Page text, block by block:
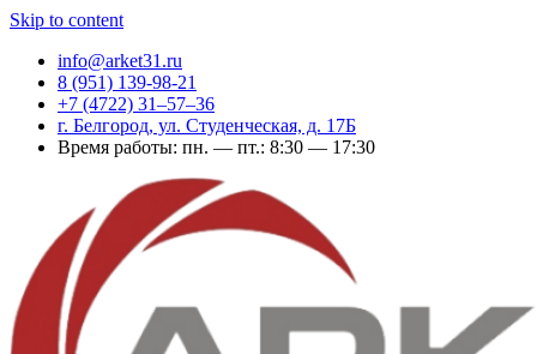
Skip to content
info@arket31.ru
8 (951) 139-98-21
+7 (4722) 31‒57‒36
г. Белгород, ул. Студенческая, д. 17Б
Время работы: пн. — пт.: 8:30 — 17:30